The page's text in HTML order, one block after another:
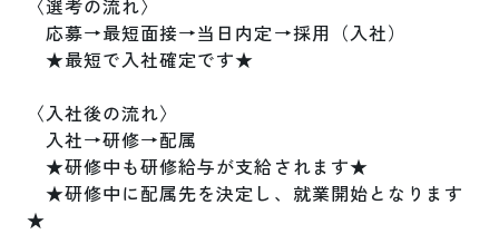
〈選考の流れ〉
応募→最短面接→当日内定→採用（入社）
★最短で入社確定です★
〈入社後の流れ〉
入社→研修→配属
★研修中も研修給与が支給されます★
★研修中に配属先を決定し、就業開始となります
★